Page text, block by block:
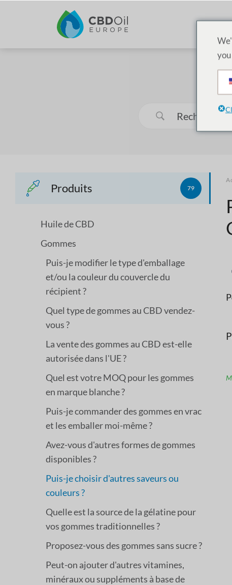
Produits 79
Huile de CBD
Gommes
Puis-je modifier le type d'emballage
et/ou la couleur du couvercle du
récipient ?
Quel type de gommes au CBD vendez-
vous ?
La vente des gommes au CBD est-elle
autorisée dans l'UE ?
Quel est votre MOQ pour les gommes
en marque blanche ?
Puis-je commander des gommes en vrac
et les emballer moi-même ?
Avez-vous d'autres formes de gommes
disponibles ?
Puis-je choisir d'autres saveurs ou
couleurs ?
Quelle est la source de la gélatine pour
vos gommes traditionnelles ?
Proposez-vous des gommes sans sucre ?
Peut-on ajouter d'autres vitamines,
minéraux ou suppléments à base de